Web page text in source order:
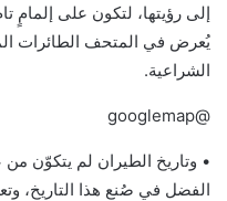
إلى رؤيتها، لتكون على إلمامٍ
يُعرض في المتحف الطائرات
الشراعية.
@googlemap
• وتاريخ الطيران لم يتكوّن
الفضل في صُنع هذا التاريخ،